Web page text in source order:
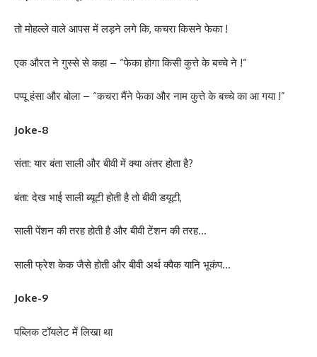
तो मोहल्ले वाले आपस में लड़ने लगे कि, कचरा किसने फेका !
एक औरत ने गुस्से से कहा – “फेका होगा किसी कुत्ते के बच्चे ने !”
पप्पू हंसा और बोला – “कचरा मैंने फेका और नाम कुत्ते के बच्चे का आ गया !”
Joke-8
संता: यार बंता साली और बीवी में क्या अंतर होता है?
बंता: देख भाई साली ब्यूटी होती है तो बीवी डयूटी,
साली पेंशन की तरह होती है और बीवी टेंशन की तरह…
साली फ्रेश केक जैसे होती और बीवी अर्थ क्वैक यानि भूकंप…
Joke-9
पब्लिक टॉयलेट में लिखा था